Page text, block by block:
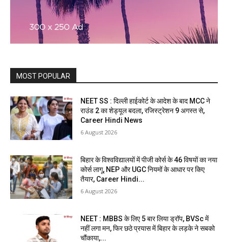
MOST POPULAR
NEET SS : दिल्ली हाईकोर्ट के आदेश के बाद MCC ने
राउंड 2 का शेड्यूल बदला, रजिस्ट्रेशन 9 अगस्त से,
Career Hindi News
6 August 2026
बिहार के विश्वविद्यालयों में पीजी कोर्स के 46 विषयों का नया
कोर्स लागू, NEP और UGC नियमों के आधार पर किए
तैयार, Career Hindi...
6 August 2026
NEET : MBBS के लिए 5 बार लिया ड्रॉप, BVSc में
नहीं लगा मन, फिर छठे प्रयास में बिहार के लड़के ने सबको
चौंकाया,...